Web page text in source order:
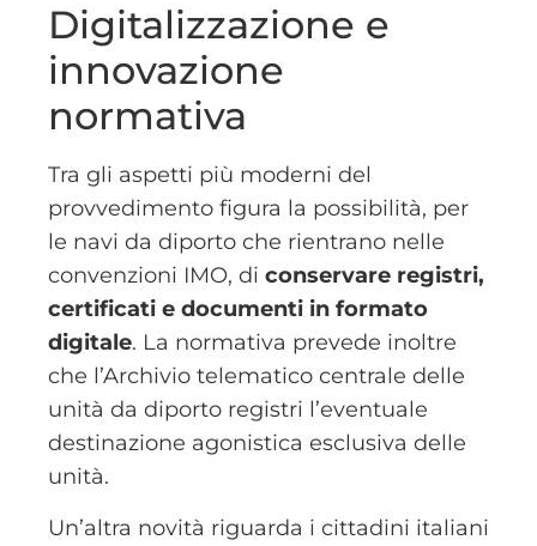
Digitalizzazione e
innovazione
normativa
Tra gli aspetti più moderni del
provvedimento figura la possibilità, per
le navi da diporto che rientrano nelle
convenzioni IMO, di conservare registri,
certificati e documenti in formato
digitale. La normativa prevede inoltre
che l’Archivio telematico centrale delle
unità da diporto registri l’eventuale
destinazione agonistica esclusiva delle
unità.
Un’altra novità riguarda i cittadini italiani